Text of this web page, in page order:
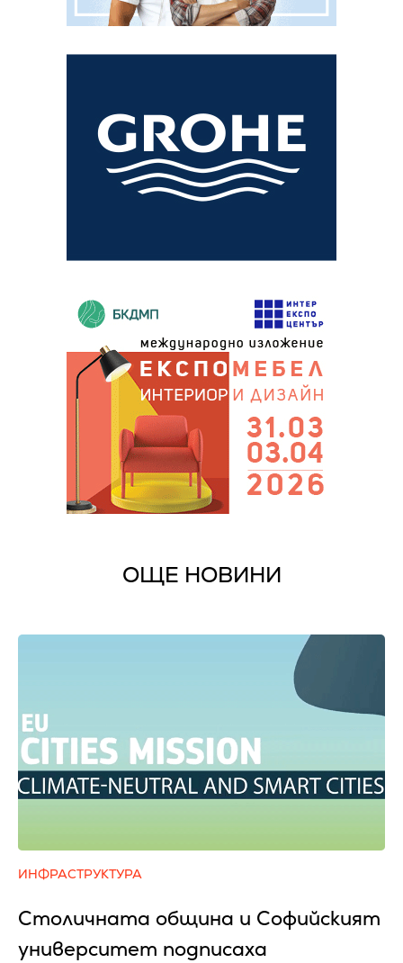
ОЩЕ НОВИНИ
ИНФРАСТРУКТУРА
Столичната община и Софийският
университет подписаха